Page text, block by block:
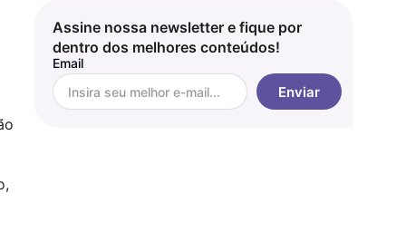
Assine nossa newsletter e fique por
dentro dos melhores conteúdos!
Email
Enviar